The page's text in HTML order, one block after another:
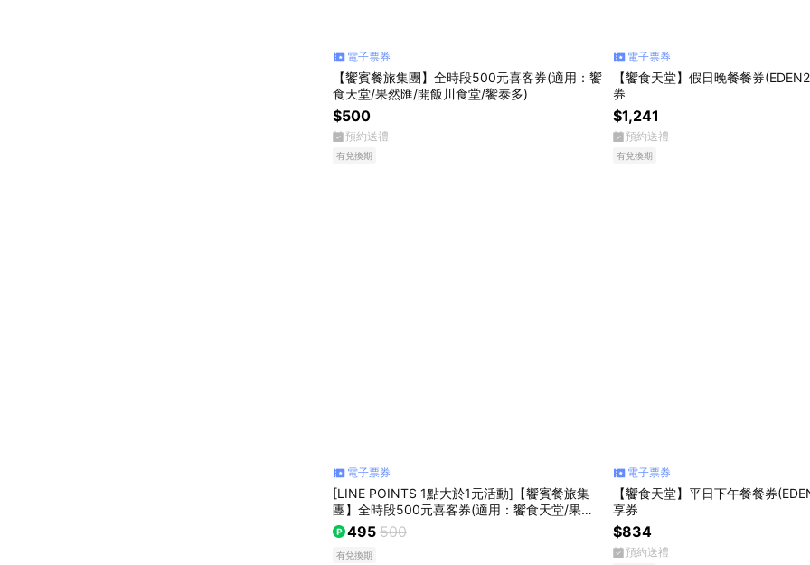
電子票券
【饗賓餐旅集團】全時段500元喜客券(適用：饗
食天堂/果然匯/開飯川食堂/饗泰多)
$500
預約送禮
有兌換期
電子票券
【饗食天堂】假日晚餐餐券
券
$1,241
預約送禮
有兌換期
電子票券
[LINE POINTS 1點大於1元活動]【饗賓餐旅集
團】全時段500元喜客券(適用：饗食天堂/果然
匯/開飯川食堂/饗泰多)
495 500
有兌換期
電子票券
【饗食天堂】平日下午餐餐券
享券
$834
預約送禮